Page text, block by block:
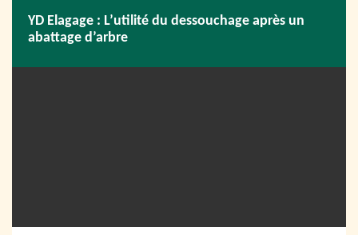
YD Elagage : L’utilité du dessouchage après un
abattage d’arbre